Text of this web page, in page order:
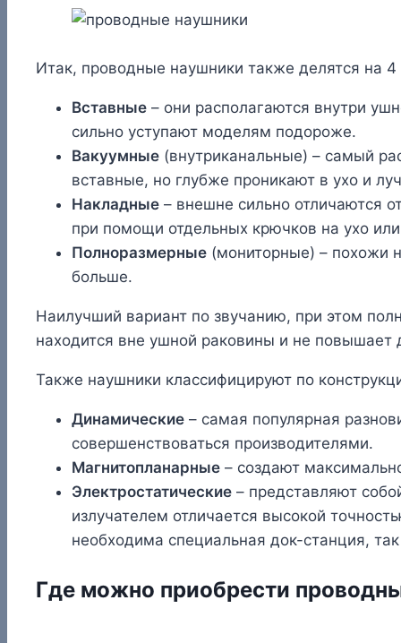
Итак, проводные наушники также делятся на 4
Вставные – они располагаются внутри
сильно уступают моделям подороже.
Вакуумные (внутриканальные) – самый
вставные, но глубже проникают в ухо и
Накладные – внешне сильно отличаются
при помощи отдельных крючков на ухо
Полноразмерные (мониторные) – похожи
больше.
Наилучший вариант по звучанию, при этом
находится вне ушной раковины и не повышает
Также наушники классифицируют по
Динамические – самая популярная
совершенствоваться производителями.
Магнитопланарные – создают
Электростатические – представляют
излучателем отличается высокой
необходима специальная док-станция,
Где можно приобрести